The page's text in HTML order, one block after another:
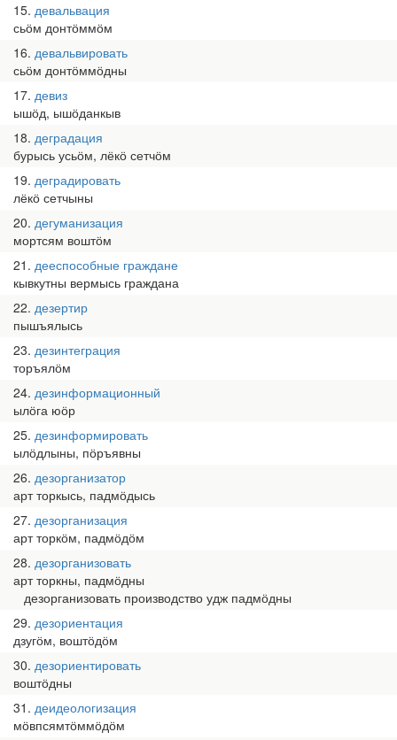
15 девальвация
сьӧм донтӧммӧм
16 девальвировать
сьӧм донтӧммӧдны
17 девиз
ышӧд, ышӧданкыв
18 деградация
бурысь усьӧм, лёкӧ сетчӧм
19 деградировать
лёкӧ сетчыны
20 дегуманизация
мортсям воштӧм
21 дееспособные граждане
кывкутны вермысь граждана
22 дезертир
пышъялысь
23 дезинтеграция
торъялӧм
24 дезинформационный
ылӧга юӧр
25 дезинформировать
ылӧдлыны, пӧръявны
26 дезорганизатор
арт торкысь, падмӧдысь
27 дезорганизация
арт торкӧм, падмӧдӧм
28 дезорганизовать
арт торкны, падмӧдны
дезорганизовать производство удж падмӧдны
29 дезориентация
дзугӧм, воштӧдӧм
30 дезориентировать
воштӧдны
31 деидеологизация
мӧвпсямтӧммӧдӧм